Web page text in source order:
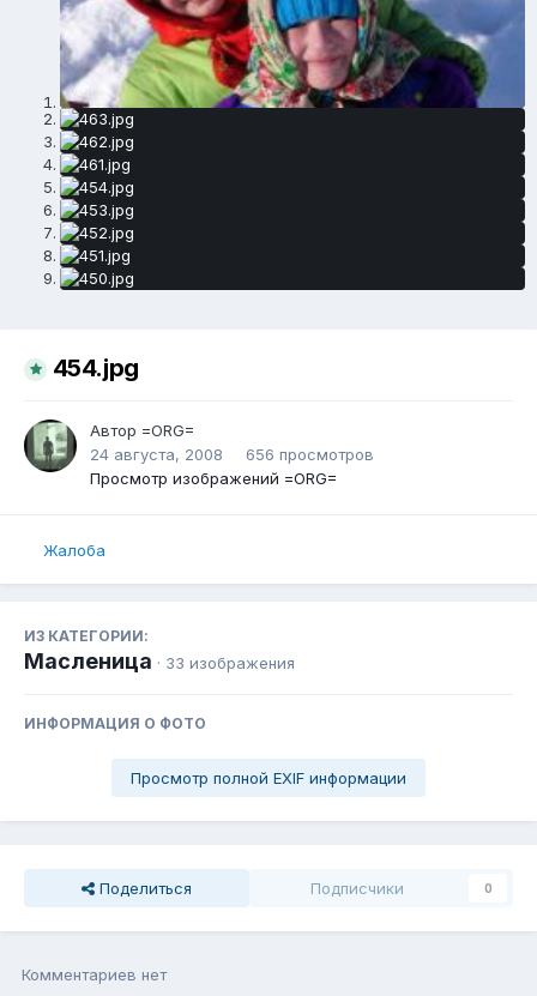
454.jpg
Автор =ORG=
24 августа, 2008
656 просмотров
Просмотр изображений =ORG=
Жалоба
ИЗ КАТЕГОРИИ:
Масленица · 33 изображения
ИНФОРМАЦИЯ О ФОТО
Просмотр полной EXIF информации
Поделиться Подписчики 0
Комментариев нет